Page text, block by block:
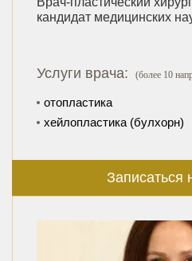
кандидат медицинских
Услуги врача: (более 10
отопластика
хейлопластика (булхорн)
Записаться